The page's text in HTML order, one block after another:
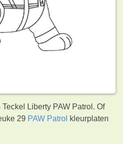
Liberty PAW Patrol. Of
29 PAW Patrol kleurplaten